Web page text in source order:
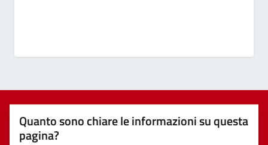
Quanto sono chiare le informazioni su questa
pagina?